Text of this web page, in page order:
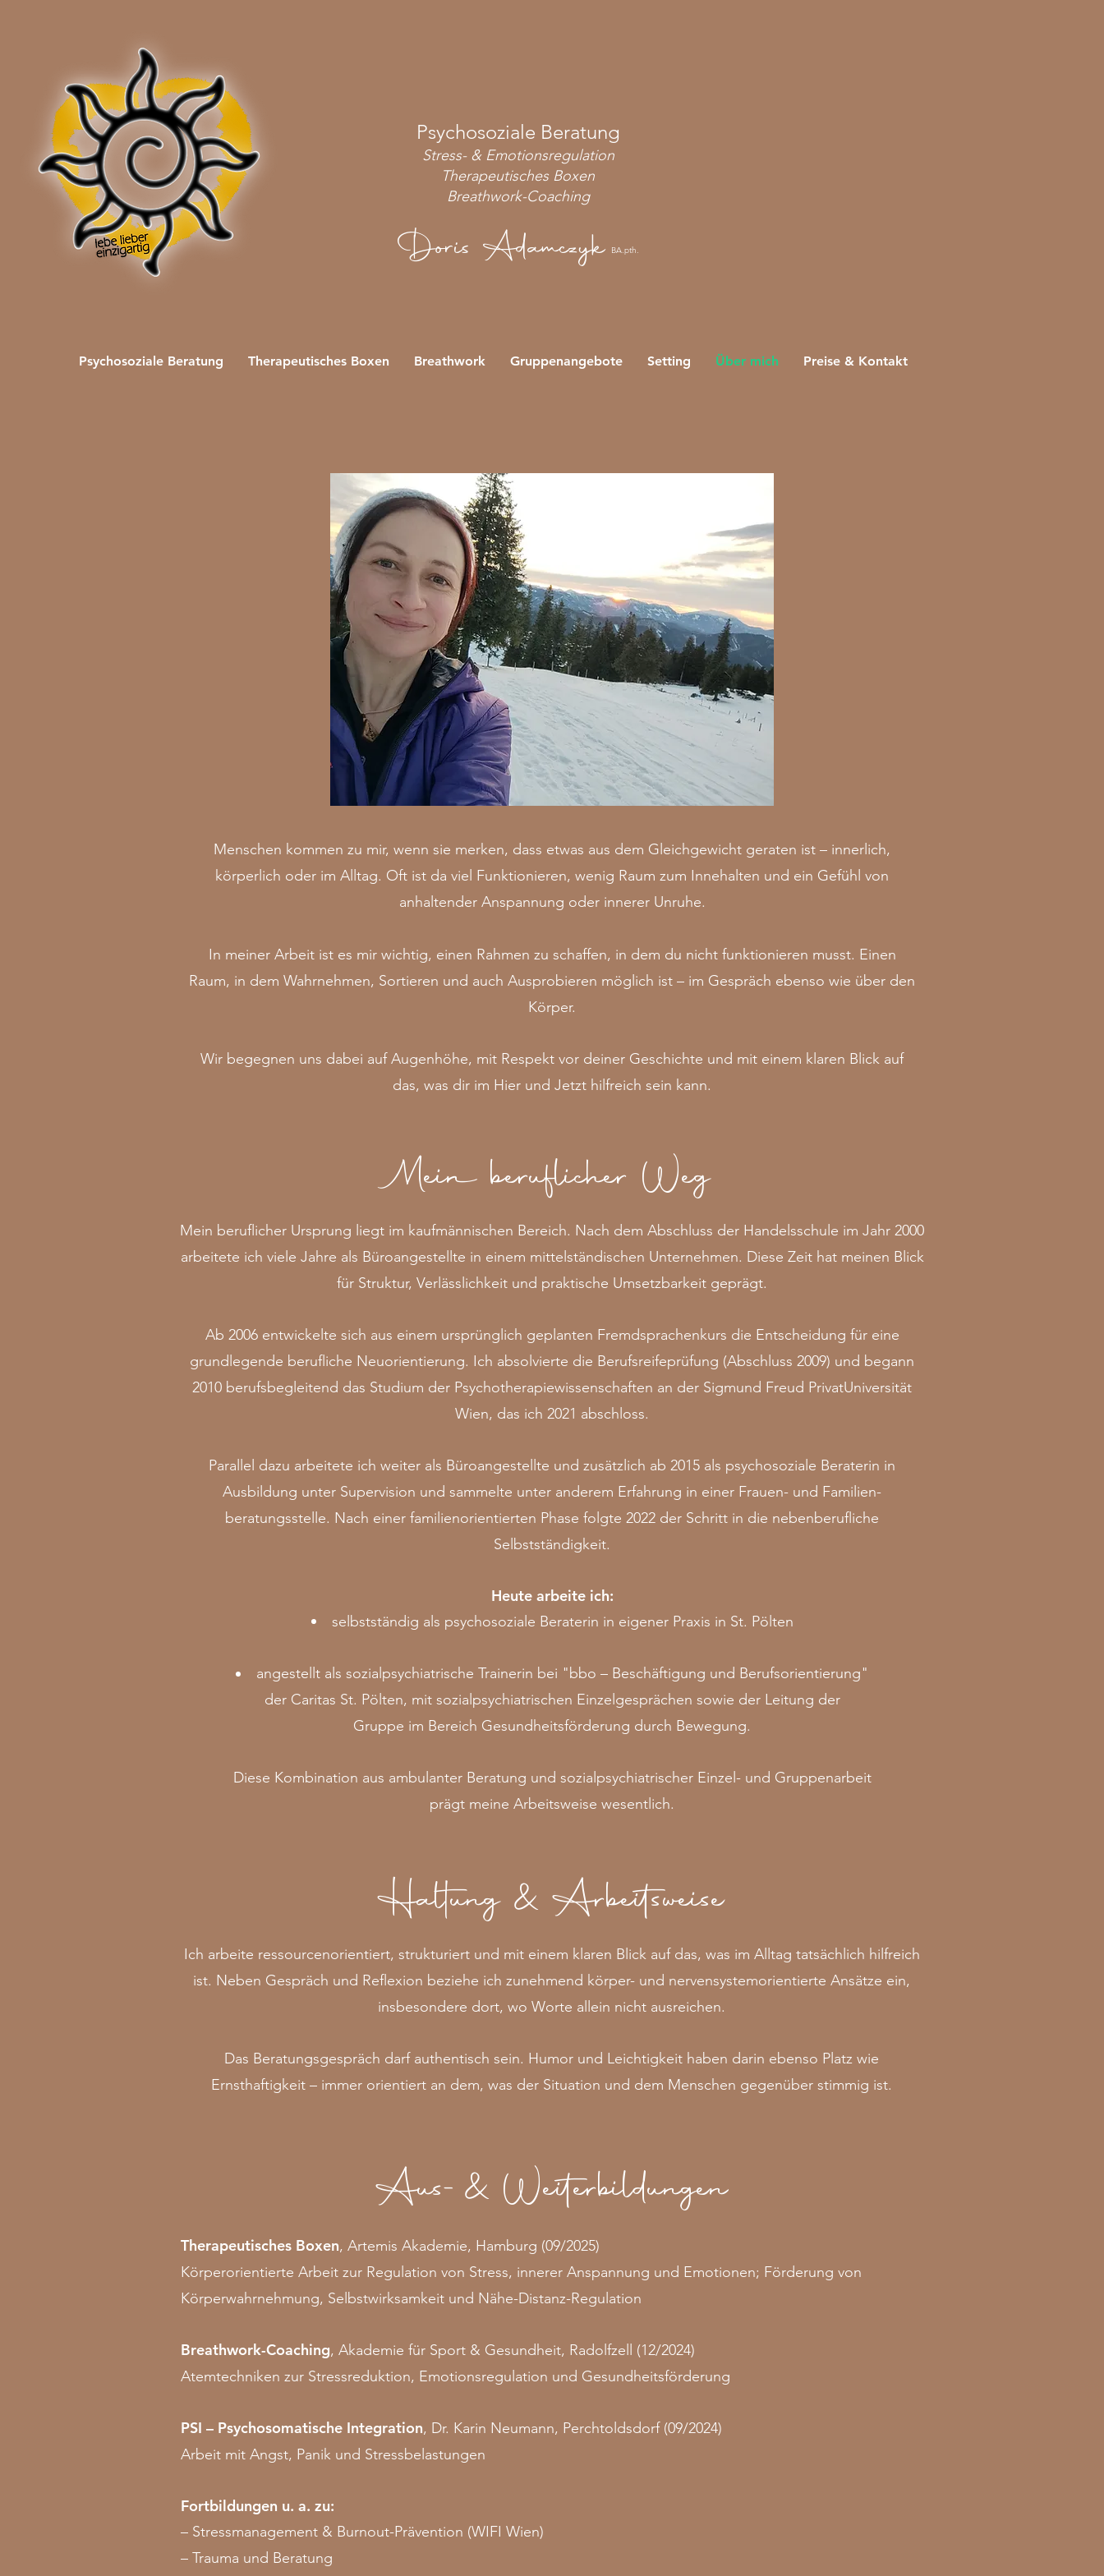
Psychosoziale Beratung
Stress- & Emotionsregulation
Therapeutisches Boxen
Breathwork-Coaching
Doris Adamczyk BA.pth.
Psychosoziale Beratung Therapeutisches Boxen Breathwork Gruppenangebote Setting Über mich Preise & Kontakt
Menschen kommen zu mir, wenn sie merken, dass etwas aus dem Gleichgewicht geraten ist – innerlich,
körperlich oder im Alltag. Oft ist da viel Funktionieren, wenig Raum zum Innehalten und ein Gefühl von
anhaltender Anspannung oder innerer Unruhe.
In meiner Arbeit ist es mir wichtig, einen Rahmen zu schaffen, in dem du nicht funktionieren musst. Einen
Raum, in dem Wahrnehmen, Sortieren und auch Ausprobieren möglich ist – im Gespräch ebenso wie über den
Körper.
Wir begegnen uns dabei auf Augenhöhe, mit Respekt vor deiner Geschichte und mit einem klaren Blick auf
das, was dir im Hier und Jetzt hilfreich sein kann.
Mein beruflicher Weg
Mein beruflicher Ursprung liegt im kaufmännischen Bereich. Nach dem Abschluss der Handelsschule im Jahr 2000
arbeitete ich viele Jahre als Büroangestellte in einem mittelständischen Unternehmen. Diese Zeit hat meinen Blick
für Struktur, Verlässlichkeit und praktische Umsetzbarkeit geprägt.
Ab 2006 entwickelte sich aus einem ursprünglich geplanten Fremdsprachenkurs die Entscheidung für eine
grundlegende berufliche Neuorientierung. Ich absolvierte die Berufsreifeprüfung (Abschluss 2009) und begann
2010 berufsbegleitend das Studium der Psychotherapiewissenschaften an der Sigmund Freud PrivatUniversität
Wien, das ich 2021 abschloss.
Parallel dazu arbeitete ich weiter als Büroangestellte und zusätzlich ab 2015 als psychosoziale Beraterin in
Ausbildung unter Supervision und sammelte unter anderem Erfahrung in einer Frauen- und Familien-
beratungsstelle. Nach einer familienorientierten Phase folgte 2022 der Schritt in die nebenberufliche
Selbstständigkeit.
Heute arbeite ich:
selbstständig als psychosoziale Beraterin in eigener Praxis in St. Pölten
angestellt als sozialpsychiatrische Trainerin bei "bbo – Beschäftigung und Berufsorientierung"
der Caritas St. Pölten, mit sozialpsychiatrischen Einzelgesprächen sowie der Leitung der
Gruppe im Bereich Gesundheitsförderung durch Bewegung.
Diese Kombination aus ambulanter Beratung und sozialpsychiatrischer Einzel- und Gruppenarbeit
prägt meine Arbeitsweise wesentlich.
Haltung & Arbeitsweise
Ich arbeite ressourcenorientiert, strukturiert und mit einem klaren Blick auf das, was im Alltag tatsächlich hilfreich
ist. Neben Gespräch und Reflexion beziehe ich zunehmend körper- und nervensystemorientierte Ansätze ein,
insbesondere dort, wo Worte allein nicht ausreichen.
Das Beratungsgespräch darf authentisch sein. Humor und Leichtigkeit haben darin ebenso Platz wie
Ernsthaftigkeit – immer orientiert an dem, was der Situation und dem Menschen gegenüber stimmig ist.
Aus-& Weiterbildungen
Therapeutisches Boxen, Artemis Akademie, Hamburg (09/2025)
Körperorientierte Arbeit zur Regulation von Stress, innerer Anspannung und Emotionen; Förderung von
Körperwahrnehmung, Selbstwirksamkeit und Nähe-Distanz-Regulation
Breathwork-Coaching, Akademie für Sport & Gesundheit, Radolfzell (12/2024)
Atemtechniken zur Stressreduktion, Emotionsregulation und Gesundheitsförderung
PSI – Psychosomatische Integration, Dr. Karin Neumann, Perchtoldsdorf (09/2024)
Arbeit mit Angst, Panik und Stressbelastungen
Fortbildungen u. a. zu:
– Stressmanagement & Burnout-Prävention (WIFI Wien)
– Trauma und Beratung